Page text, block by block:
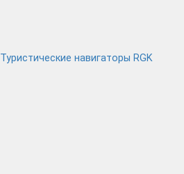
Туристические навигаторы RGK